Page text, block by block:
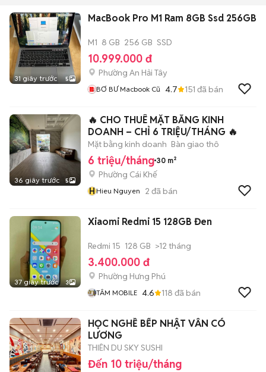
31 giây trước 5
MacBook Pro M1 Ram 8GB Ssd 256GB
M1 8 GB 256 GB SSD
10.999.000 đ
Phường An Hải Tây
BƠ BƯ Macbook Cũ 4.7 151 đã bán
36 giây trước 5
🔥 CHO THUÊ MẶT BẰNG KINH
DOANH – CHỈ 6 TRIỆU/THÁNG 🔥
Mặt bằng kinh doanh Bàn giao thô
6 triệu/tháng 30 m²
Phường Cái Khế
HHieu Nguyen 2 đã bán
37 giây trước 3
Xiaomi Redmi 15 128GB Đen
Redmi 15 128 GB >12 tháng
3.400.000 đ
Phường Hưng Phú
TÂM MOBILE 4.6 118 đã bán
HỌC NGHỀ BẾP NHẬT VẪN CÓ
LƯƠNG
THIÊN DU SKY SUSHI
Đến 10 triệu/tháng